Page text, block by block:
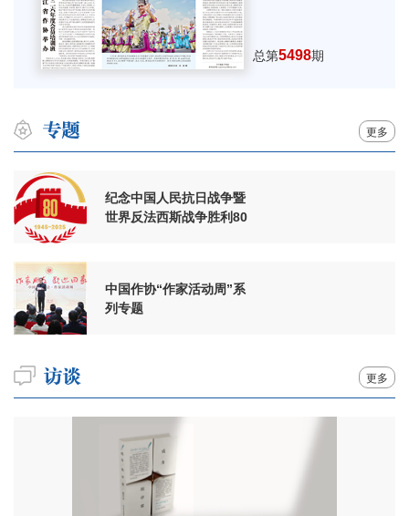
总第5498期
更多
纪念中国人民抗日战争暨
世界反法西斯战争胜利80
中国作协“作家活动周”系
列专题
更多